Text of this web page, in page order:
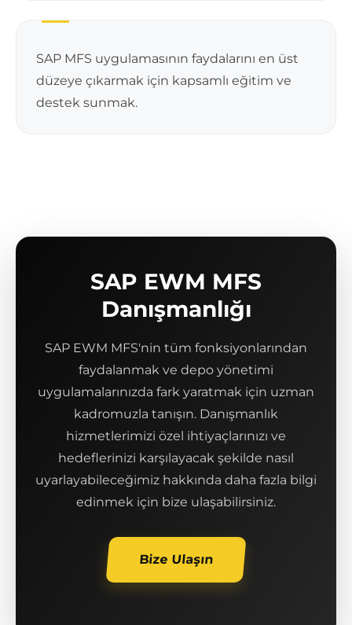
SAP MFS uygulamasının faydalarını en üst
düzeye çıkarmak için kapsamlı eğitim ve
destek sunmak.
SAP EWM MFS
Danışmanlığı
SAP EWM MFS'nin tüm fonksiyonlarından
faydalanmak ve depo yönetimi
uygulamalarınızda fark yaratmak için uzman
kadromuzla tanışın. Danışmanlık
hizmetlerimizi özel ihtiyaçlarınızı ve
hedeflerinizi karşılayacak şekilde nasıl
uyarlayabileceğimiz hakkında daha fazla bilgi
edinmek için bize ulaşabilirsiniz.
Bize Ulaşın